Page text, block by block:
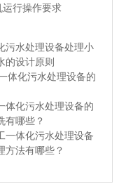
行操作要求
污水处理设备处理小
的设计原则
体化污水处理设备的
体化污水处理设备的
有哪些？
体化污水处理设备
方法有哪些？